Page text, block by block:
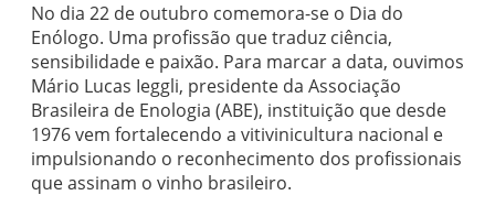
No dia 22 de outubro comemora-se o Dia do
Enólogo. Uma profissão que traduz ciência,
sensibilidade e paixão. Para marcar a data, ouvimos
Mário Lucas Ieggli, presidente da Associação
Brasileira de Enologia (ABE), instituição que desde
1976 vem fortalecendo a vitivinicultura nacional e
impulsionando o reconhecimento dos profissionais
que assinam o vinho brasileiro.